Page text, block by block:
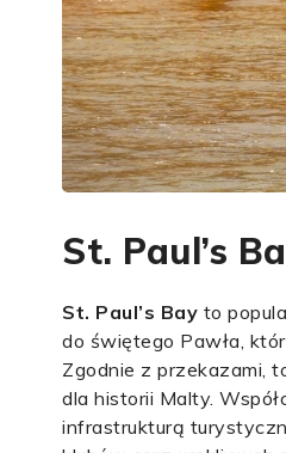
St. Paul’s
St. Paul’s Bay to
do świętego Pawła,
Zgodnie z przekazami,
dla historii Malty.
infrastrukturą